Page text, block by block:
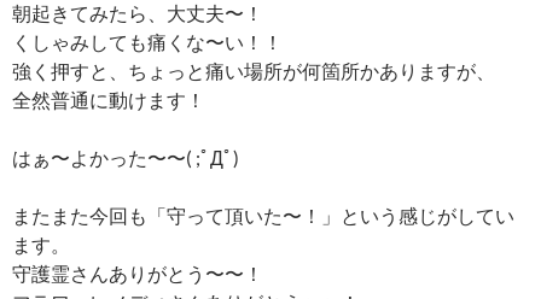
朝起きてみたら、大丈夫〜！
くしゃみしても痛くな〜い！！
強く押すと、ちょっと痛い場所が何箇所かありますが、
全然普通に動けます！
はぁ〜よかった〜〜( ;ﾟДﾟ)
またまた今回も「守って頂いた〜！」という感じがしてい
ます。
守護霊さんありがとう〜〜！